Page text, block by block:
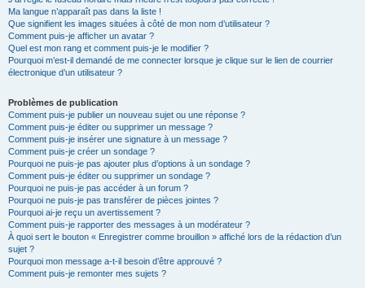
Ma langue n’apparaît pas dans la liste !
Que signifient les images situées à côté de mon nom d’utilisateur ?
Comment puis-je afficher un avatar ?
Quel est mon rang et comment puis-je le modifier ?
Pourquoi m’est-il demandé de me connecter lorsque je clique sur le lien de courrier
électronique d’un utilisateur ?
Problèmes de publication
Comment puis-je publier un nouveau sujet ou une réponse ?
Comment puis-je éditer ou supprimer un message ?
Comment puis-je insérer une signature à un message ?
Comment puis-je créer un sondage ?
Pourquoi ne puis-je pas ajouter plus d’options à un sondage ?
Comment puis-je éditer ou supprimer un sondage ?
Pourquoi ne puis-je pas accéder à un forum ?
Pourquoi ne puis-je pas transférer de pièces jointes ?
Pourquoi ai-je reçu un avertissement ?
Comment puis-je rapporter des messages à un modérateur ?
À quoi sert le bouton « Enregistrer comme brouillon » affiché lors de la rédaction d’un
sujet ?
Pourquoi mon message a-t-il besoin d’être approuvé ?
Comment puis-je remonter mes sujets ?